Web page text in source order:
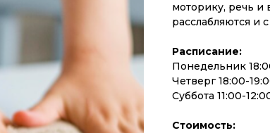
моторику, речь и
расслабляются и
Расписание:
Понедельник
Четверг 18:00-
Суббота 11:00-
Стоимость: